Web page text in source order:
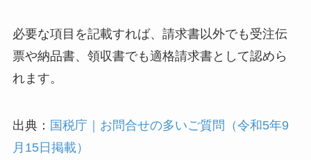
必要な項目を記載すれば、請求書以外でも受注伝
票や納品書、領収書でも適格請求書として認めら
れます。
出典： 国税庁｜お問合せの多いご質問（令和5年9
月15日掲載）